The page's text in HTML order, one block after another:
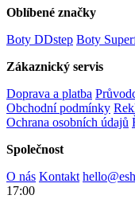
Oblíbené značky
Boty DDstep Boty
Zákaznický servis
Doprava a platba
Obchodní podmínky
Ochrana osobních údajů
Společnost
O nás Kontakt
17:00